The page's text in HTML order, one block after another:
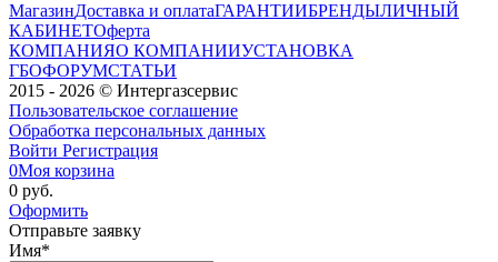
МагазинДоставка и оплатаГАРАНТИИБРЕНДЫЛИЧНЫЙ
КАБИНЕТОферта
КОМПАНИЯО КОМПАНИИУСТАНОВКА
ГБОФОРУМСТАТЬИ
2015 - 2026 © Интергазсервис
Пользовательское соглашение
Обработка персональных данных
Войти Регистрация
0Моя корзина
0 руб.
Оформить
Отправьте заявку
Имя*